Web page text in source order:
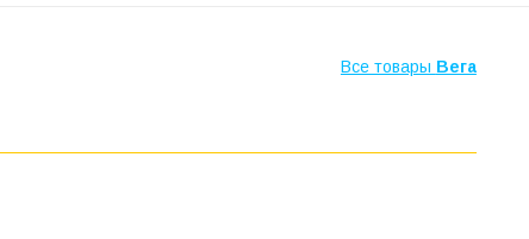
Все товары Вега